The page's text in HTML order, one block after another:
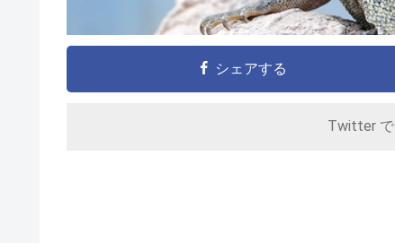
シェアする
Twitter で